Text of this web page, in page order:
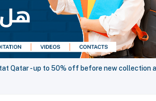
Qatar - up to 50% off before new collection